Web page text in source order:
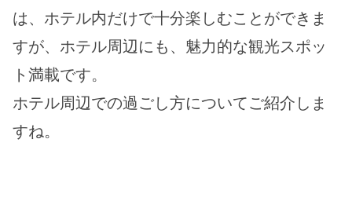
は、ホテル内だけで十分楽しむことができま
すが、ホテル周辺にも、魅力的な観光スポッ
ト満載です。
ホテル周辺での過ごし方についてご紹介しま
すね。